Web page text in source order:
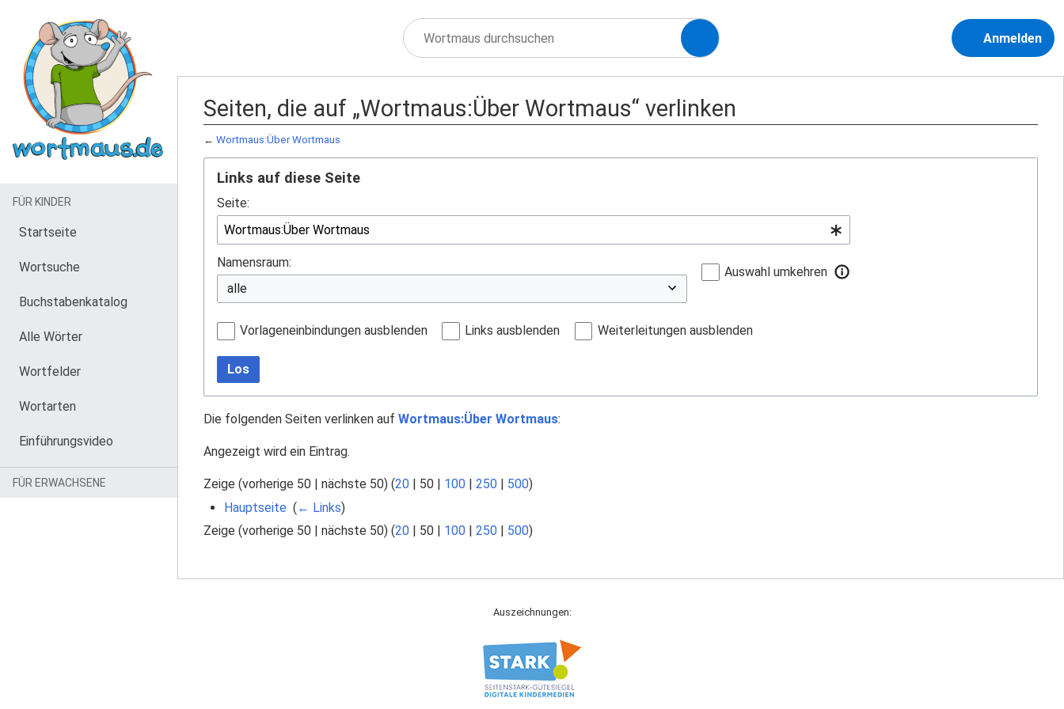
Anmelden
Seiten, die auf „Wortmaus:Über Wortmaus“ verlinken
← Wortmaus:Über Wortmaus
Links auf diese Seite
Seite:
Namensraum:
Auswahl umkehren
Vorlageneinbindungen ausblenden Links ausblenden Weiterleitungen ausblenden
Los
Die folgenden Seiten verlinken auf Wortmaus:Über Wortmaus:
Angezeigt wird ein Eintrag.
Zeige (vorherige 50 | nächste 50) (20 | 50 | 100 | 250 | 500)
Hauptseite (← Links)
Zeige (vorherige 50 | nächste 50) (20 | 50 | 100 | 250 | 500)
FÜR KINDER
Startseite
Wortsuche
Buchstabenkatalog
Alle Wörter
Wortfelder
Wortarten
Einführungsvideo
FÜR ERWACHSENE
Auszeichnungen: